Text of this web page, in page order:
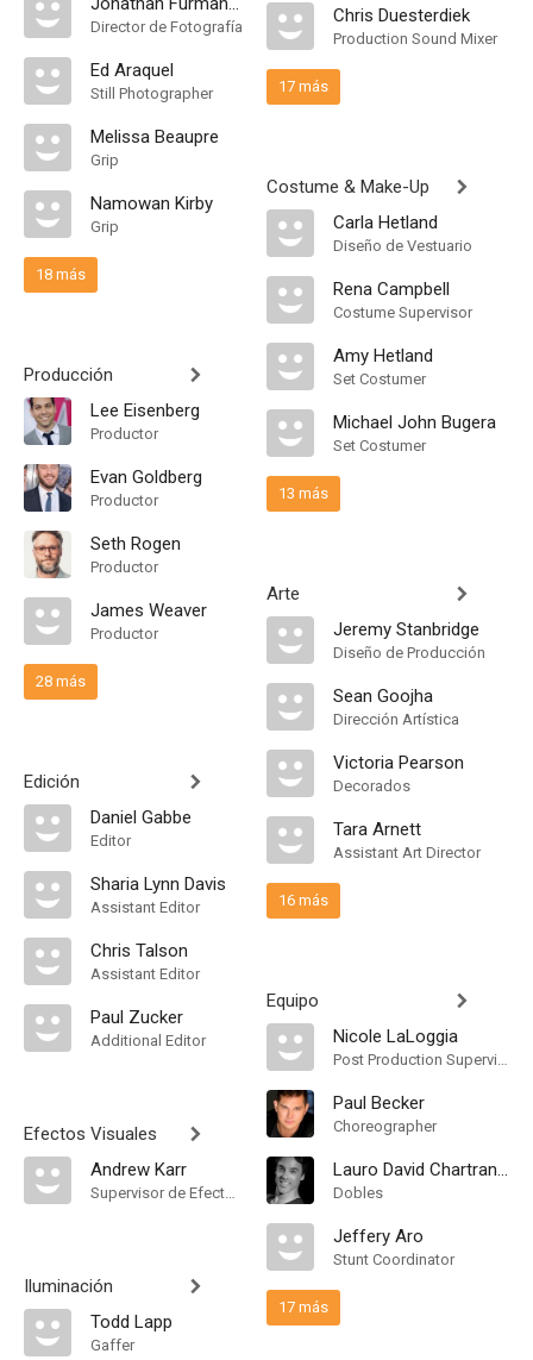
Director de Fotografía
Ed Araquel
Still Photographer
Melissa Beaupre
Grip
Namowan Kirby
Grip
18 más
Producción
Lee Eisenberg
Productor
Evan Goldberg
Productor
Seth Rogen
Productor
James Weaver
Productor
28 más
Edición
Daniel Gabbe
Editor
Sharia Lynn Davis
Assistant Editor
Chris Talson
Assistant Editor
Paul Zucker
Additional Editor
Efectos Visuales
Andrew Karr
Supervisor de Efectos Visuales
Iluminación
Todd Lapp
Gaffer
Chris Duesterdiek
Production Sound Mixer
17 más
Costume & Make-Up
Carla Hetland
Diseño de Vestuario
Rena Campbell
Costume Supervisor
Amy Hetland
Set Costumer
Michael John Bugera
Set Costumer
13 más
Arte
Jeremy Stanbridge
Diseño de Producción
Sean Goojha
Dirección Artística
Victoria Pearson
Decorados
Tara Arnett
Assistant Art Director
16 más
Equipo
Nicole LaLoggia
Post Production Supervisor
Paul Becker
Choreographer
Lauro David Chartrand-DelValle
Dobles
Jeffery Aro
Stunt Coordinator
17 más